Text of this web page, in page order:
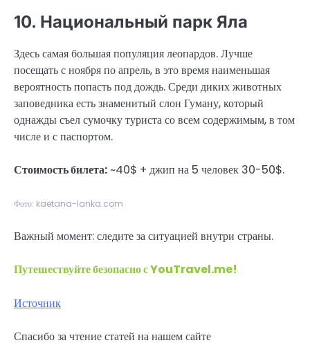
10. Национальный парк Яла
Здесь самая большая популяция леопардов. Лучше
посещать с ноября по апрель, в это время наименьшая
вероятность попасть под дождь. Среди диких животных
заповедника есть знаменитый слон Гуману, который
однажды съел сумочку туриста со всем содержимым, в том
числе и с паспортом.
Стоимость билета:~40$ + джип на 5 человек 30-50$.
Фото: kaetana-lanka.com
Важный момент: следите за ситуацией внутри страны.
Путешествуйте безопасно с YouTravel.me!
Источник
Спасибо за чтение статей на нашем сайте